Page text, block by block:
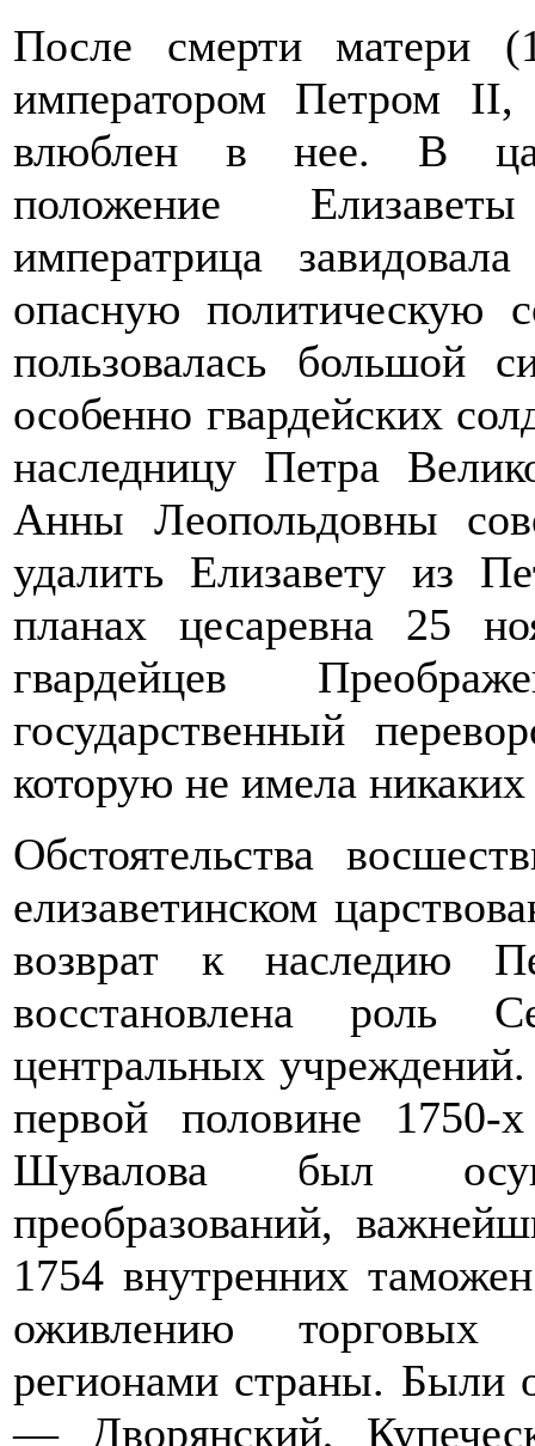
После смерти матери
императором Петром
влюблен в нее. В
положение
императрица
опасную политическую
пользовалась большой
особенно гвардейских
наследницу Петра
Анны Леопольдовны
удалить Елизавету из
планах цесаревна 25
гвардейцев
государственный
которую не имела
Обстоятельства
елизаветинском
возврат к наследию
восстановлена роль
центральных
первой половине
Шувалова был
преобразований,
1754 внутренних
оживлению
регионами страны. Были
— Дворянский,